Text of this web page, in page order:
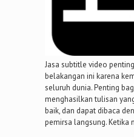
Jasa subtitle video
belakangan ini karena
seluruh dunia. Penting
menghasilkan tulisan
baik, dan dapat dibaca
pemirsa langsung. Ketika